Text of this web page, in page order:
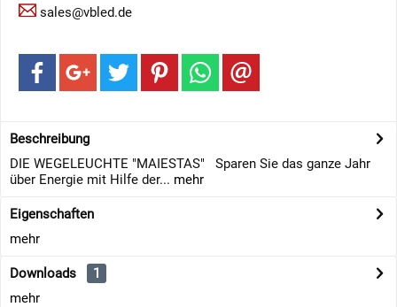
sales@vbled.de
Beschreibung
DIE WEGELEUCHTE "MAIESTAS" Sparen Sie das ganze Jahr
über Energie mit Hilfe der... mehr
Eigenschaften
mehr
Downloads
1
mehr